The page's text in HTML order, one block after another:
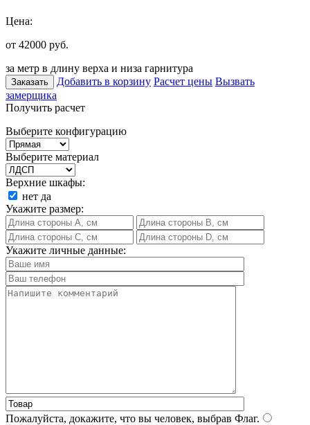
Цена:
от 42000 руб.
за метр в длину верха и низа гарнитура
Заказать Добавить в корзину Расчет цены Вызвать
замерщика
Получить расчет
Выберите конфигурацию
Выберите материал
Верхние шкафы:
нет да
Укажите размер:
Укажите личные данные:
Пожалуйста, докажите, что вы человек, выбрав Флаг.